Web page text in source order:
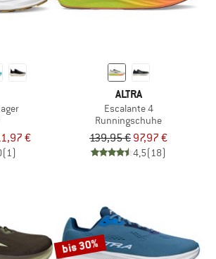
€
(1)
ALTRA
Escalante 4
Runningschuhe
139,95 € 97,97 €
4,5(18)
bis 30%